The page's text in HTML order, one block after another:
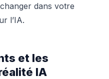
dans votre
l’IA.
et les
IA